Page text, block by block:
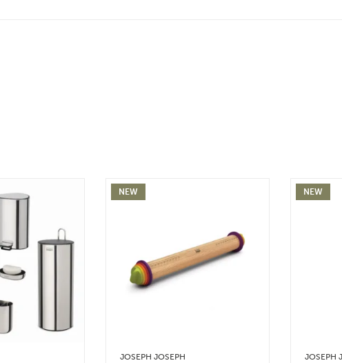
NEW
JOSEPH JOSEPH
NEW
JOSEPH